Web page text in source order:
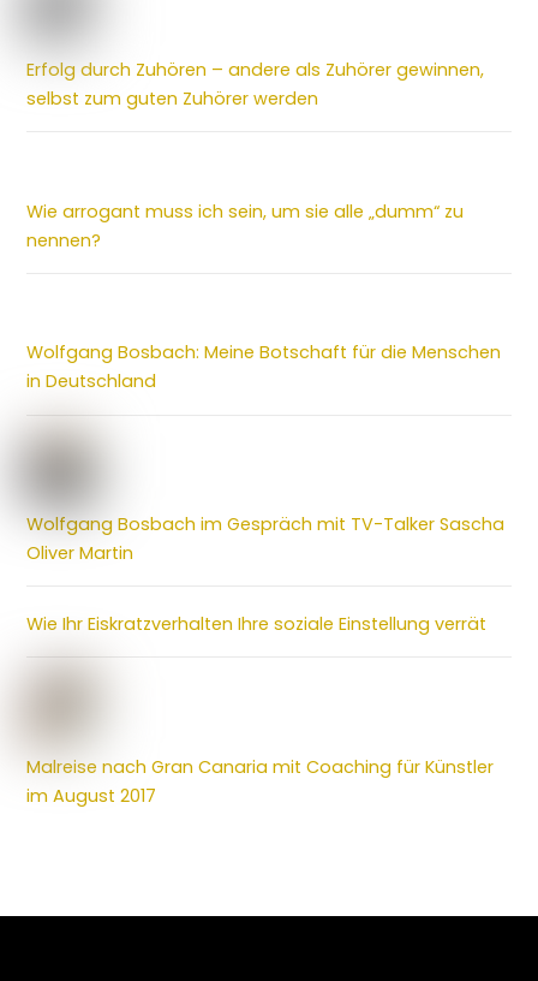
Erfolg durch Zuhören – andere als Zuhörer gewinnen,
selbst zum guten Zuhörer werden
Wie arrogant muss ich sein, um sie alle „dumm“ zu
nennen?
Wolfgang Bosbach: Meine Botschaft für die Menschen
in Deutschland
Wolfgang Bosbach im Gespräch mit TV-Talker Sascha
Oliver Martin
Wie Ihr Eiskratzverhalten Ihre soziale Einstellung verrät
Malreise nach Gran Canaria mit Coaching für Künstler
im August 2017